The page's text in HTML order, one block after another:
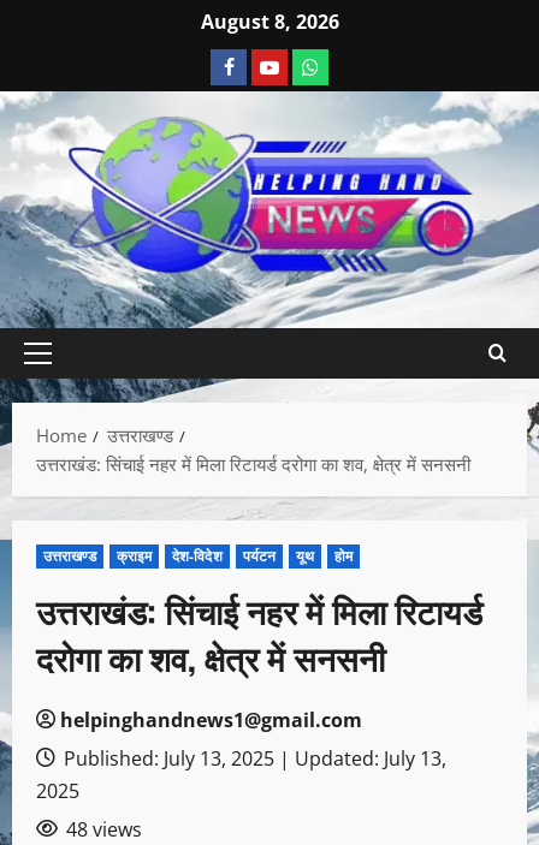
August 8, 2026
Home
उत्तराखण्ड
उत्तराखंड: सिंचाई नहर में मिला रिटायर्ड दरोगा का शव, क्षेत्र में सनसनी
उत्तराखण्ड क्राइम देश-विदेश पर्यटन यूथ होम
उत्तराखंड: सिंचाई नहर में मिला रिटायर्ड
दरोगा का शव, क्षेत्र में सनसनी
helpinghandnews1@gmail.com
Published: July 13, 2025 | Updated: July 13,
2025
48 views